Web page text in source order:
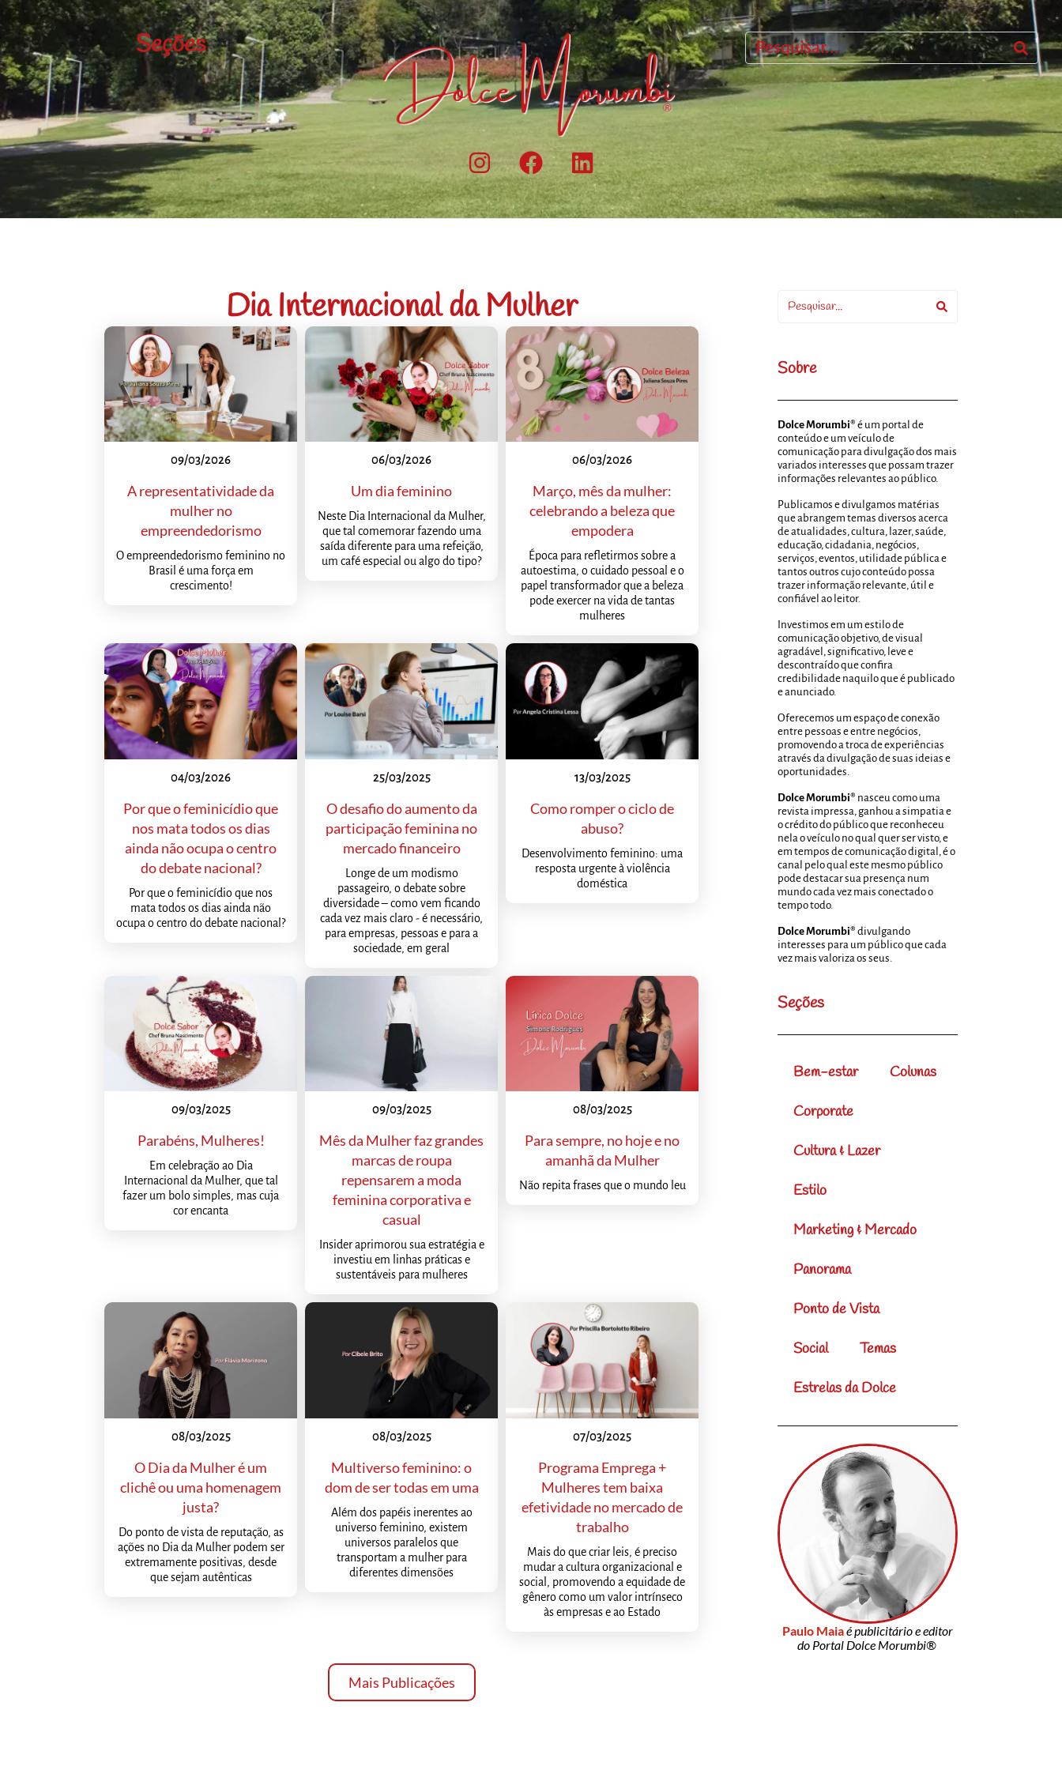
Seções
Dia Internacional da Mulher
09/03/2026
A representatividade da
mulher no
empreendedorismo
O empreendedorismo feminino no
Brasil é uma força em
crescimento!
06/03/2026
Um dia feminino
Neste Dia Internacional da Mulher,
que tal comemorar fazendo uma
saída diferente para uma refeição,
um café especial ou algo do tipo?
06/03/2026
Março, mês da mulher:
celebrando a beleza que
empodera
Época para refletirmos sobre a
autoestima, o cuidado pessoal e o
papel transformador que a beleza
pode exercer na vida de tantas
mulheres
04/03/2026
Por que o feminicídio que
nos mata todos os dias
ainda não ocupa o centro
do debate nacional?
Por que o feminicídio que nos
mata todos os dias ainda não
ocupa o centro do debate nacional?
25/03/2025
O desafio do aumento da
participação feminina no
mercado financeiro
Longe de um modismo
passageiro, o debate sobre
diversidade – como vem ficando
cada vez mais claro - é necessário,
para empresas, pessoas e para a
sociedade, em geral
13/03/2025
Como romper o ciclo de
abuso?
Desenvolvimento feminino: uma
resposta urgente à violência
doméstica
09/03/2025
Parabéns, Mulheres!
Em celebração ao Dia
Internacional da Mulher, que tal
fazer um bolo simples, mas cuja
cor encanta
09/03/2025
Mês da Mulher faz grandes
marcas de roupa
repensarem a moda
feminina corporativa e
casual
Insider aprimorou sua estratégia e
investiu em linhas práticas e
sustentáveis para mulheres
08/03/2025
Para sempre, no hoje e no
amanhã da Mulher
Não repita frases que o mundo leu
08/03/2025
O Dia da Mulher é um
clichê ou uma homenagem
justa?
Do ponto de vista de reputação, as
ações no Dia da Mulher podem ser
extremamente positivas, desde
que sejam autênticas
08/03/2025
Multiverso feminino: o
dom de ser todas em uma
Além dos papéis inerentes ao
universo feminino, existem
universos paralelos que
transportam a mulher para
diferentes dimensões
07/03/2025
Programa Emprega +
Mulheres tem baixa
efetividade no mercado de
trabalho
Mais do que criar leis, é preciso
mudar a cultura organizacional e
social, promovendo a equidade de
gênero como um valor intrínseco
às empresas e ao Estado
Mais Publicações
Sobre
Dolce Morumbi® é um portal de
conteúdo e um veículo de
comunicação para divulgação dos mais
variados interesses que possam trazer
informações relevantes ao público.
Publicamos e divulgamos matérias
que abrangem temas diversos acerca
de atualidades, cultura, lazer, saúde,
educação, cidadania, negócios,
serviços, eventos, utilidade pública e
tantos outros cujo conteúdo possa
trazer informação relevante, útil e
confiável ao leitor.
Investimos em um estilo de
comunicação objetivo, de visual
agradável, significativo, leve e
descontraído que confira
credibilidade naquilo que é publicado
e anunciado.
Oferecemos um espaço de conexão
entre pessoas e entre negócios,
promovendo a troca de experiências
através da divulgação de suas ideias e
oportunidades.
Dolce Morumbi® nasceu como uma
revista impressa, ganhou a simpatia e
o crédito do público que reconheceu
nela o veículo no qual quer ser visto, e
em tempos de comunicação digital, é o
canal pelo qual este mesmo público
pode destacar sua presença num
mundo cada vez mais conectado o
tempo todo.
Dolce Morumbi® divulgando
interesses para um público que cada
vez mais valoriza os seus.
Seções
Bem-estar Colunas
Corporate
Cultura & Lazer
Estilo
Marketing & Mercado
Panorama
Ponto de Vista
Social Temas
Estrelas da Dolce
Paulo Maiaé publicitário e editor
do Portal Dolce Morumbi®